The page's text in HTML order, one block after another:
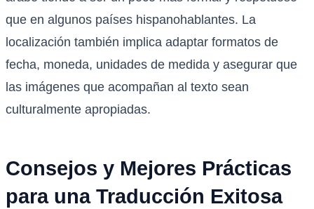
que en algunos países hispanohablantes. La
localización también implica adaptar formatos de
fecha, moneda, unidades de medida y asegurar que
las imágenes que acompañan al texto sean
culturalmente apropiadas.
Consejos y Mejores Prácticas
para una Traducción Exitosa